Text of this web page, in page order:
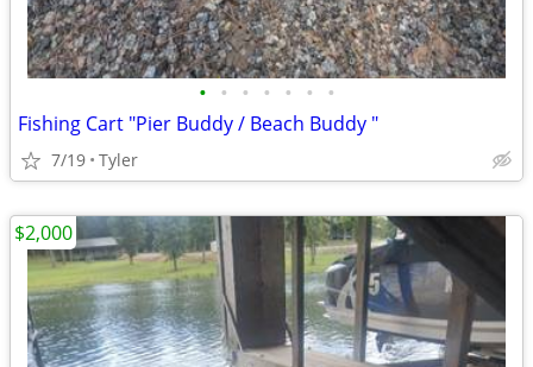
• • • • • • •
Fishing Cart "Pier Buddy / Beach Buddy "
7/19 Tyler
$2,000